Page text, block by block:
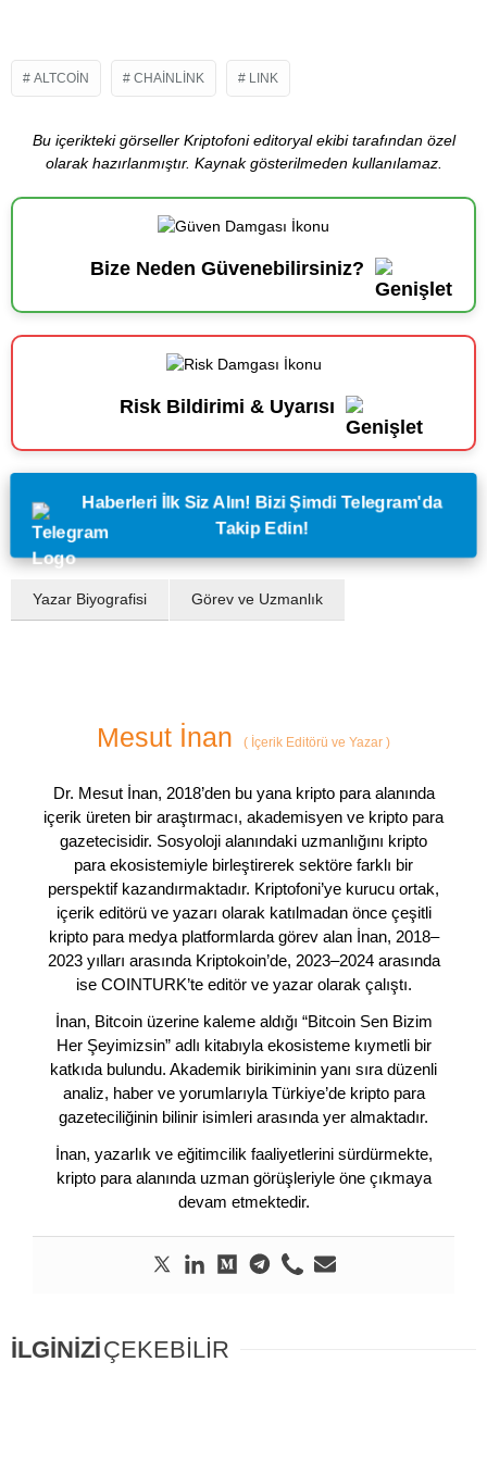
ALTCOIN CHAINLINK LINK
Bu içerikteki görseller Kriptofoni editoryal ekibi tarafından özel
olarak hazırlanmıştır. Kaynak gösterilmeden kullanılamaz.
Bize Neden Güvenebilirsiniz?
Risk Bildirimi & Uyarısı
Haberleri İlk Siz Alın! Bizi Şimdi Telegram'da
Takip Edin!
Yazar Biyografisi Görev ve Uzmanlık
Mesut İnan ( İçerik Editörü ve Yazar )
Dr. Mesut İnan, 2018’den bu yana kripto para alanında
içerik üreten bir araştırmacı, akademisyen ve kripto para
gazetecisidir. Sosyoloji alanındaki uzmanlığını kripto
para ekosistemiyle birleştirerek sektöre farklı bir
perspektif kazandırmaktadır. Kriptofoni’ye kurucu ortak,
içerik editörü ve yazarı olarak katılmadan önce çeşitli
kripto para medya platformlarda görev alan İnan, 2018–
2023 yılları arasında Kriptokoin’de, 2023–2024 arasında
ise COINTURK’te editör ve yazar olarak çalıştı.
İnan, Bitcoin üzerine kaleme aldığı “Bitcoin Sen Bizim
Her Şeyimizsin” adlı kitabıyla ekosisteme kıymetli bir
katkıda bulundu. Akademik birikiminin yanı sıra düzenli
analiz, haber ve yorumlarıyla Türkiye’de kripto para
gazeteciliğinin bilinir isimleri arasında yer almaktadır.
İnan, yazarlık ve eğitimcilik faaliyetlerini sürdürmekte,
kripto para alanında uzman görüşleriyle öne çıkmaya
devam etmektedir.
İLGİNİZİÇEKEBİLİR